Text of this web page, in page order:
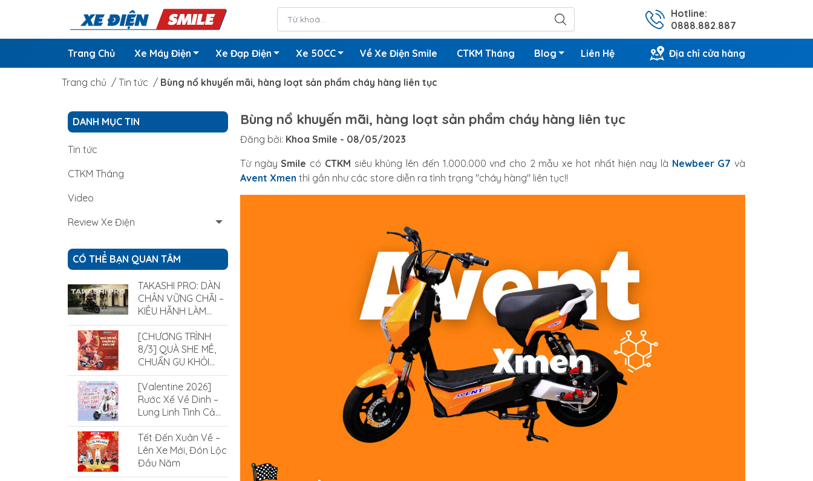
Hotline:
0888.882.887
Trang Chủ Xe Máy Điện Xe Đạp Điện Xe 50CC Về Xe Điện Smile CTKM Tháng Blog Liên Hệ Địa chỉ cửa hàng
Trang chủ / Tin tức / Bùng nổ khuyến mãi, hàng loạt sản phẩm cháy hàng liên tục
Bùng nổ khuyến mãi, hàng loạt sản phẩm cháy hàng liên tục
Đăng bởi: Khoa Smile - 08/05/2023
Từ ngàySmile có CTKM siêu khủng lên đến 1.000.000 vnđ cho 2 mẫu xe hot nhất hiện nay là Newbeer G7 và
Avent Xmen thì gần như các store diễn ra tình trạng "cháy hàng" liên tục!!
DANH MỤC TIN
Tin tức
CTKM Tháng
Video
Review Xe Điện
CÓ THỂ BẠN QUAN TÂM
TAKASHI PRO: DÀN
CHÂN VỮNG CHÃI –
KIÊU HÃNH LÀM
CHỦ MỌI ĐỊA HÌNH
[CHƯƠNG TRÌNH
8/3] QUÀ SHE MÊ,
CHUẨN GU KHỎI
CHÊ CÙNG XE ĐIỆN
SMILE
[Valentine 2026]
Rước Xế Về Dinh –
Lung Linh Tình Cảm
Cùng Xe Điện Smile
Tết Đến Xuân Về –
Lên Xe Mới, Đón Lộc
Đầu Năm